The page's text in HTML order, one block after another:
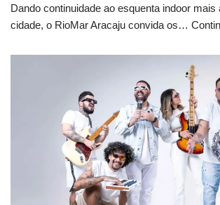
Dando continuidade ao esquenta indoor mais
cidade, o RioMar Aracaju convida os…